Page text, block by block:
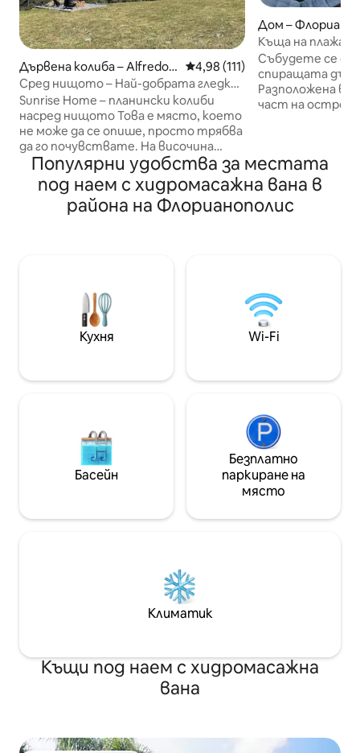
Дървена колиба – Alfredo
Wagner
Средна оценка: 4,98 от 5,
4,98 (111)
Сред нищото – Най-добрата гледка
и уединение в Сера
Sunrise Home – планински колиби
насред нищото Това е място, което
не може да се опише, просто трябва
да го почувствате. На височина
1037 м вилата предлага
хипнотизираща панорамна гледка и
тишина, която презарежда ума.
Денят започва над облаците,
През нощта камината стопля
тялото, а звездното небе краде
сцената. Без съседи, без бързане,
без филтри. Чисто, рядко,
Дом –
Къща на плажа
Събудете се от
спиращата дъха
Разположена в
част на
кристално
Кампече или се
на вълните,
наслаждавате
може да
Популярни удобства за местата
под наем с хидромасажна вана в
района на Флорианополис
Кухня Wi-Fi
Басейн
Безплатно
паркиране на
място
Климатик
Къщи под наем с хидромасажна
вана